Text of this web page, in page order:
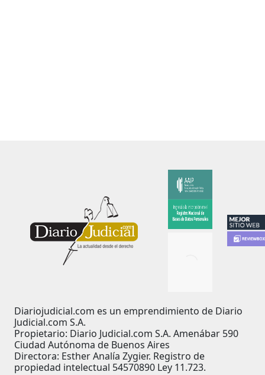
Diariojudicial.com es un emprendimiento de Diario
Judicial.com S.A.
Propietario: Diario Judicial.com S.A. Amenábar 590
Ciudad Autónoma de Buenos Aires
Directora: Esther Analía Zygier. Registro de
propiedad intelectual 54570890 Ley 11.723.